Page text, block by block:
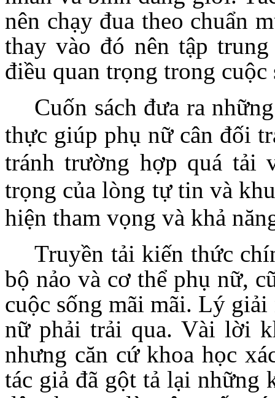
nên chạy đua theo chuẩn
thay vào đó nên tập
điều quan trọng trong cuộc
Cuốn sách đưa ra
thực giúp phụ nữ cân đối
tránh trường hợp quá tải
trọng của lòng tự tin và
hiện tham vọng và khả
Truyền tải kiến thức
bộ nảo và cơ thể phụ nữ,
cuộc sống mãi mãi. Lý
nữ phải trải qua. Vài lời
nhưng căn cứ khoa học
tác giả đã gột tả lại những